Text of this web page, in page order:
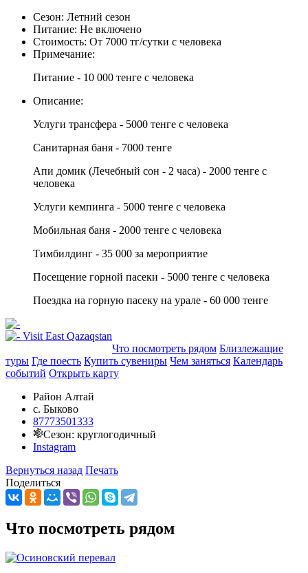
Сезон: Летний сезон
Питание: Не включено
Стоимость: От 7000 тг/сутки с человека
Примечание:
Питание - 10 000 тенге с человека
Описание:
Услуги трансфера - 5000 тенге с человека
Санитарная баня - 7000 тенге
Апи домик (Лечебный сон - 2 часа) - 2000 тенге с
человека
Услуги кемпинга - 5000 тенге с человека
Мобильная баня - 2000 тенге с человека
Тимбилдинг - 35 000 за мероприятие
Посещение горной пасеки - 5000 тенге с человека
Поездка на горную пасеку на урале - 60 000 тенге
Что посмотреть рядом Близлежащие
туры Где поесть Купить сувениры Чем заняться Календарь
событий Открыть карту
Район Алтай
с. Быково
87773501333
Сезон: круглогодичный
Instagram
Вернуться назад Печать
Поделиться
Что посмотреть рядом